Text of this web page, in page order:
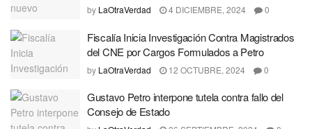
by LaOtraVerdad 4 DICIEMBRE, 2024 0
Fiscalía Inicia Investigación Contra Magistrados
del CNE por Cargos Formulados a Petro
by LaOtraVerdad 12 OCTUBRE, 2024 0
Gustavo Petro interpone tutela contra fallo del
Consejo de Estado